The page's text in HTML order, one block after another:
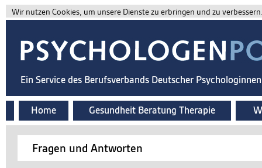
Wir nutzen Cookies, um unsere Dienste zu erbringen und zu
Ein Service des Berufsverbands Deutscher
Home Gesundheit Beratung Therapie
Fragen und Antworten